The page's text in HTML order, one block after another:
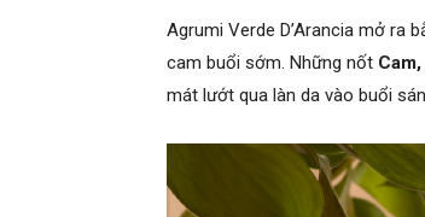
Agrumi Verde D’Arancia mở ra
cam buổi sớm. Những nốt
mát lướt qua làn da vào buổi